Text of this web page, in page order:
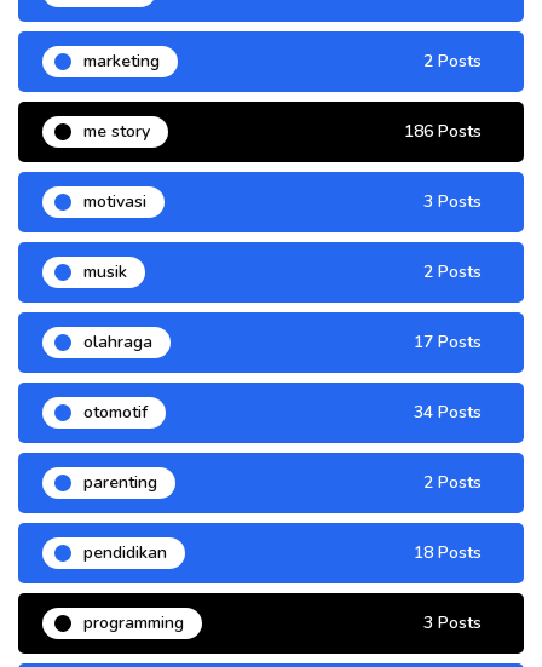
marketing 2 Posts
me story 186 Posts
motivasi 3 Posts
musik 2 Posts
olahraga 17 Posts
otomotif 34 Posts
parenting 2 Posts
pendidikan 18 Posts
programming 3 Posts